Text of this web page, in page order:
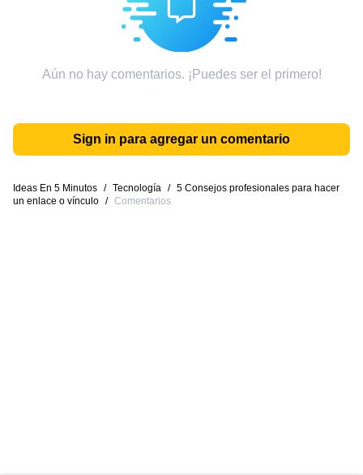
Aún no hay comentarios. ¡Puedes ser el primero!
Sign in para agregar un comentario
Ideas En 5 Minutos / Tecnología / 5 Consejos profesionales para hacer
un enlace o vínculo / Comentarios